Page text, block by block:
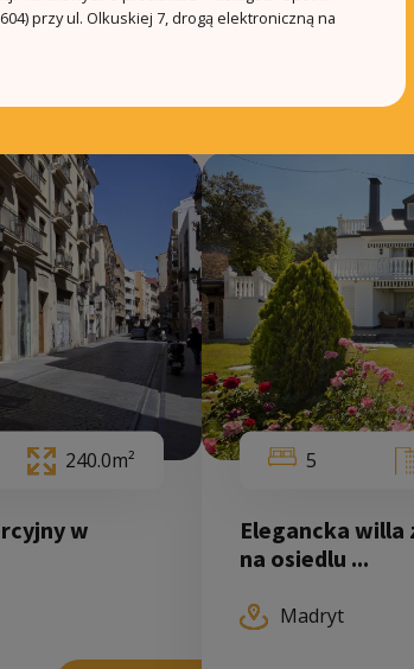
regionie
5 3 263.0m²
240.0m²
w
5
Elegancka willa
na osiedlu ...
Madryt
604) przy ul. Olkuskiej 7, drogą elektroniczną na